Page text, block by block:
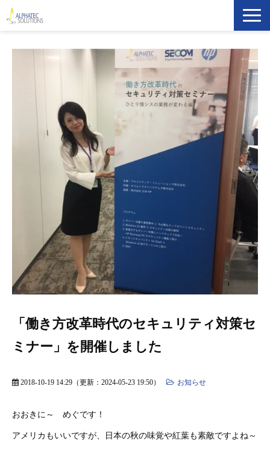
製品・ソリューション
イベント・セミナー
ATS Newsletter購読登録
「働き方改革時代のセキュリティ対策セ
ミナー」を開催しました
2018-10-19 14:29 （更新： 2024-05-23 19:50） お知らせ
おおきに～ めぐです！
アメリカもいいですが、日本の秋の味覚や紅葉も素敵ですよね～